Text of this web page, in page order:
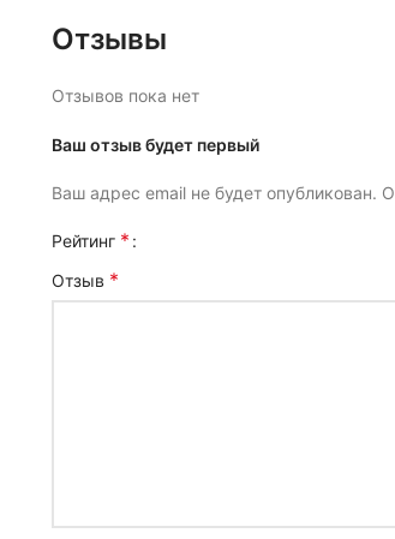
Отзывы
Отзывов пока нет
Ваш отзыв будет первый
Ваш адрес email не будет опубликован.
Рейтинг *
Отзыв *